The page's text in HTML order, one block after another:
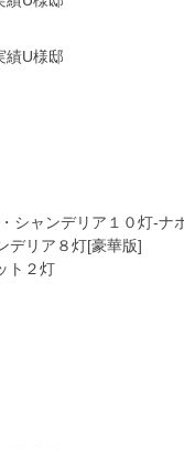
シャンデリア１０灯-ナ
デリア８灯[豪華版]
ト２灯